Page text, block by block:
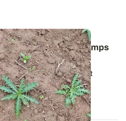
le chardon des champs
vivace particulièrement